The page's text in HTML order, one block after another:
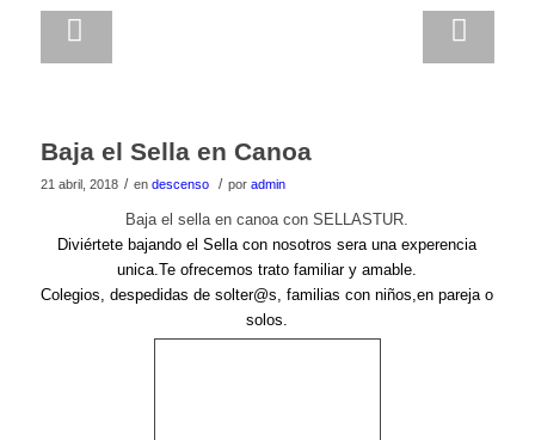
Baja el Sella en Canoa
21 abril, 2018 / en descenso / por admin
Baja el sella en canoa con SELLASTUR.
Diviértete bajando el Sella con nosotros sera una experencia
unica.Te ofrecemos trato familiar y amable.
Colegios, despedidas desolter@s, familias con niños,en pareja o
solos.